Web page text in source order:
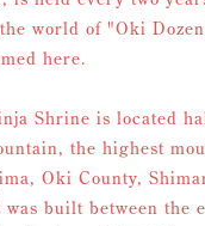
world of "Oki
here.
Shrine is located
the highest
Oki County,
was built between the